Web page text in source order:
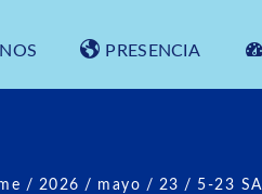
PRESENCIA
/ 2026 / mayo / 23 / 5-23